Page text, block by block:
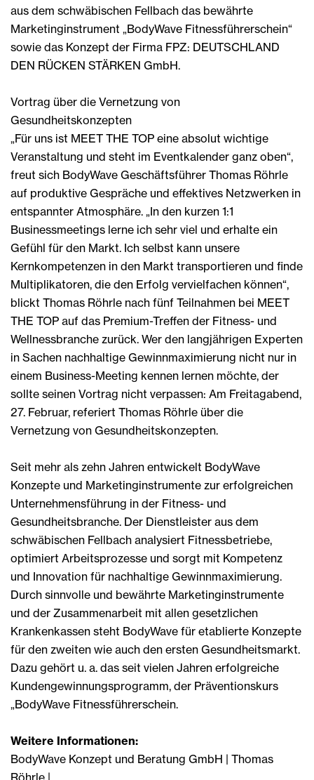
aus dem schwäbischen Fellbach das bewährte
Marketinginstrument „BodyWave Fitnessführerschein“
sowie das Konzept der Firma FPZ: DEUTSCHLAND
DEN RÜCKEN STÄRKEN GmbH.
Vortrag über die Vernetzung von
Gesundheitskonzepten
„Für uns ist MEET THE TOP eine absolut wichtige
Veranstaltung und steht im Eventkalender ganz oben“,
freut sich BodyWave Geschäftsführer Thomas Röhrle
auf produktive Gespräche und effektives Netzwerken in
entspannter Atmosphäre. „In den kurzen 1:1
Businessmeetings lerne ich sehr viel und erhalte ein
Gefühl für den Markt. Ich selbst kann unsere
Kernkompetenzen in den Markt transportieren und finde
Multiplikatoren, die den Erfolg vervielfachen können“,
blickt Thomas Röhrle nach fünf Teilnahmen bei MEET
THE TOP auf das Premium-Treffen der Fitness- und
Wellnessbranche zurück. Wer den langjährigen Experten
in Sachen nachhaltige Gewinnmaximierung nicht nur in
einem Business-Meeting kennen lernen möchte, der
sollte seinen Vortrag nicht verpassen: Am Freitagabend,
27. Februar, referiert Thomas Röhrle über die
Vernetzung von Gesundheitskonzepten.
Seit mehr als zehn Jahren entwickelt BodyWave
Konzepte und Marketinginstrumente zur erfolgreichen
Unternehmensführung in der Fitness- und
Gesundheitsbranche. Der Dienstleister aus dem
schwäbischen Fellbach analysiert Fitnessbetriebe,
optimiert Arbeitsprozesse und sorgt mit Kompetenz
und Innovation für nachhaltige Gewinnmaximierung.
Durch sinnvolle und bewährte Marketinginstrumente
und der Zusammenarbeit mit allen gesetzlichen
Krankenkassen steht BodyWave für etablierte Konzepte
für den zweiten wie auch den ersten Gesundheitsmarkt.
Dazu gehört u. a. das seit vielen Jahren erfolgreiche
Kundengewinnungsprogramm, der Präventionskurs
„BodyWave Fitnessführerschein.
Weitere Informationen:
BodyWave Konzept und Beratung GmbH | Thomas
Röhrle |